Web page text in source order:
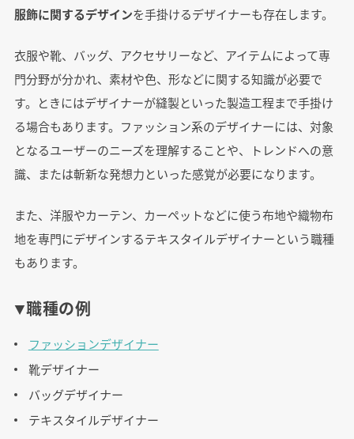
服飾に関するデザインを手掛けるデザイナーも存在します。
衣服や靴、バッグ、アクセサリーなど、アイテムによって専
門分野が分かれ、素材や色、形などに関する知識が必要で
す。ときにはデザイナーが縫製といった製造工程まで手掛け
る場合もあります。ファッション系のデザイナーには、対象
となるユーザーのニーズを理解することや、トレンドへの意
識、または斬新な発想力といった感覚が必要になります。
また、洋服やカーテン、カーペットなどに使う布地や織物布
地を専門にデザインするテキスタイルデザイナーという職種
もあります。
▼職種の例
ファッションデザイナー
靴デザイナー
バッグデザイナー
テキスタイルデザイナー